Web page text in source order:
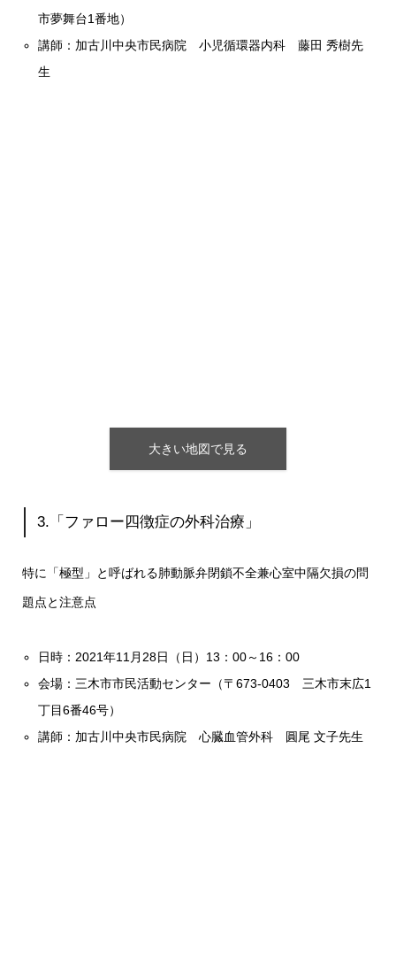
市夢舞台1番地）
講師：加古川中央市民病院 小児循環器内科 藤田 秀樹先
生
大きい地図で見る
3. 「ファロー四徴症の外科治療」
特に「極型」と呼ばれる肺動脈弁閉鎖不全兼心室中隔欠損の問
題点と注意点
日時：2021年11月28日（日）13：00～16：00
会場：三木市市民活動センター（〒673-0403 三木市末広1
丁目6番46号）
講師：加古川中央市民病院 心臓血管外科 圓尾 文子先生